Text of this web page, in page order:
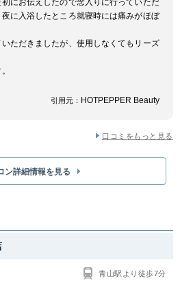
に入浴したところ就寝時には痛みがほぼ
ただきましたが、使用しなくてもリーズ
引用元： HOTPEPPER Beauty
口コミをもっと見る
ン詳細情報を見る
青山駅より徒歩7分